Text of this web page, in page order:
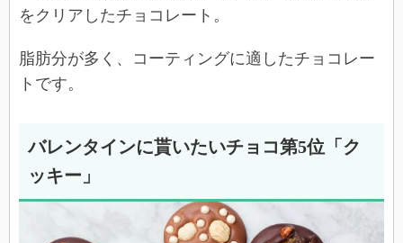
をクリアしたチョコレート。
脂肪分が多く、コーティングに適したチョコレー
トです。
バレンタインに貰いたいチョコ第5位「ク
ッキー」